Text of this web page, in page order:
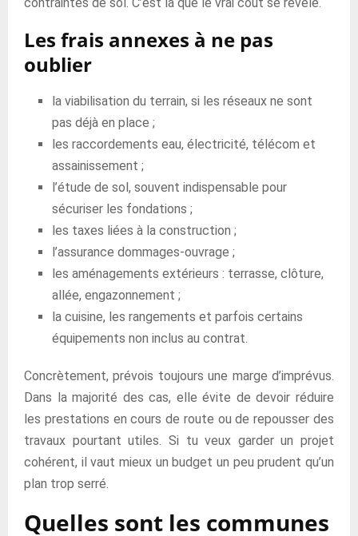
Les frais annexes à ne pas
oublier
la viabilisation du terrain, si les réseaux ne sont
pas déjà en place ;
les raccordements eau, électricité, télécom et
assainissement ;
l’étude de sol, souvent indispensable pour
sécuriser les fondations ;
les taxes liées à la construction ;
l’assurance dommages-ouvrage ;
les aménagements extérieurs : terrasse, clôture,
allée, engazonnement ;
la cuisine, les rangements et parfois certains
équipements non inclus au contrat.
Concrètement, prévois toujours une marge d’imprévus.
Dans la majorité des cas, elle évite de devoir réduire
les prestations en cours de route ou de repousser des
travaux pourtant utiles. Si tu veux garder un projet
cohérent, il vaut mieux un budget un peu prudent qu’un
plan trop serré.
Quelles sont les communes